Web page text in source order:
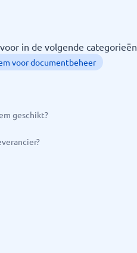
in de volgende categorieën
voor documentbeheer
geschikt?